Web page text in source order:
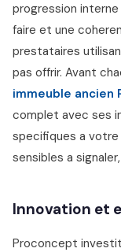
progression
faire et une
prestataires
pas offrir. Avant
immeuble ancien
complet avec ses
specifiques a
sensibles a
Innovation et
Proconcept